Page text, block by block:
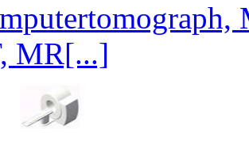
MR[...]